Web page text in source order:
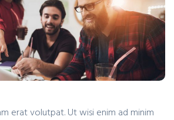
erat volutpat. Ut wisi enim ad minim